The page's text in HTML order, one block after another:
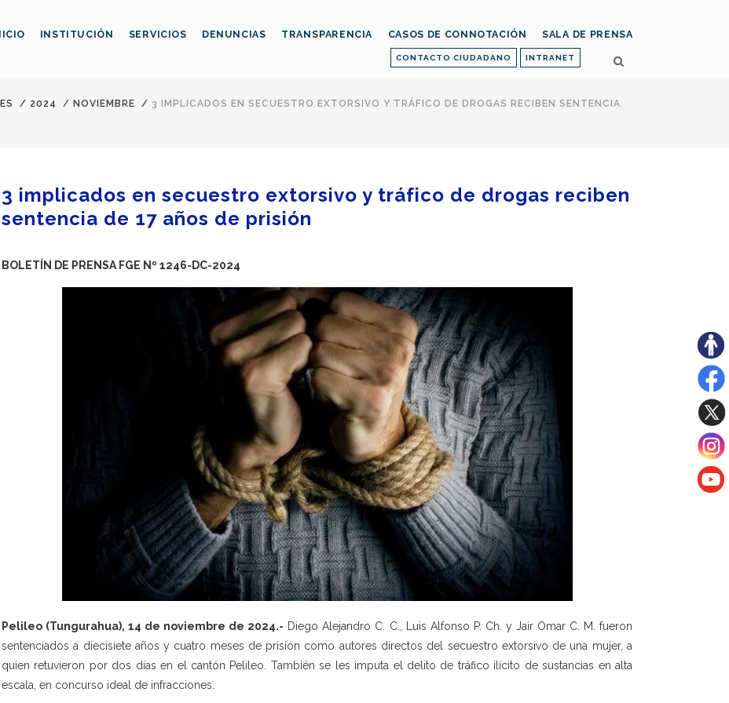
CONTACTO CIUDADANO INTRANET
INSTITUCIÓN SERVICIOS DENUNCIAS TRANSPARENCIA CASOS DE CONNOTACIÓN SALA DE PRENSA
/ 2024 / NOVIEMBRE / 3 IMPLICADOS EN SECUESTRO EXTORSIVO Y TRÁFICO DE DROGAS RECIBEN SENTENCIA
3 implicados en secuestro extorsivo y tráfico de drogas reciben
sentencia de 17 años de prisión
BOLETÍN DE PRENSA FGE Nº 1246-DC-2024
Pelileo (Tungurahua), 14 de noviembre de 2024.- Diego Alejandro C. C., Luis Alfonso P. Ch. y Jair Omar C. M. fueron
sentenciados a diecisiete años y cuatro meses de prisión como autores directos del secuestro extorsivo de una mujer, a
quien retuvieron por dos días en el cantón Pelileo. También se les imputa el delito de tráfico ilícito de sustancias en alta
escala, en concurso ideal de infracciones.